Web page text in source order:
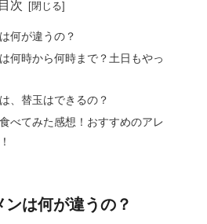
目次
何が違うの？
何時から何時まで？土日もやっ
、替玉はできるの？
べてみた感想！おすすめのアレ
は何が違うの？